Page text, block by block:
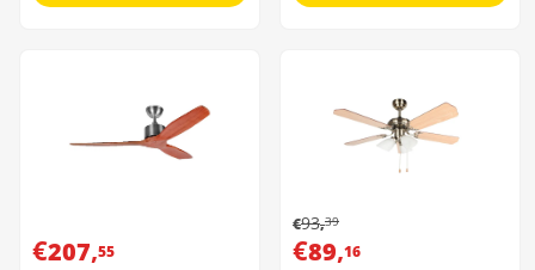
€207,55
€93,39
€89,16